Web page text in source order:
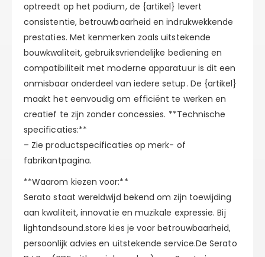
optreedt op het podium, de {artikel} levert
consistentie, betrouwbaarheid en indrukwekkende
prestaties. Met kenmerken zoals uitstekende
bouwkwaliteit, gebruiksvriendelijke bediening en
compatibiliteit met moderne apparatuur is dit een
onmisbaar onderdeel van iedere setup. De {artikel}
maakt het eenvoudig om efficiënt te werken en
creatief te zijn zonder concessies. **Technische
specificaties:**
– Zie productspecificaties op merk- of
fabrikantpagina.
**Waarom kiezen voor:**
Serato staat wereldwijd bekend om zijn toewijding
aan kwaliteit, innovatie en muzikale expressie. Bij
lightandsound.store kies je voor betrouwbaarheid,
persoonlijk advies en uitstekende service.De Serato